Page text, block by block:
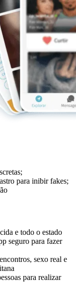
para inibir fakes;
e todo o estado
seguro para fazer
sexo real e
para realizar